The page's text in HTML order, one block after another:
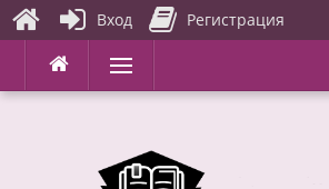
Перейти
содержимому
Меню
Вход Регистрация